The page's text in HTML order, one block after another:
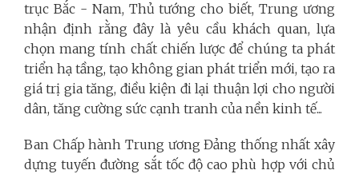
trục Bắc - Nam, Thủ tướng cho biết, Trung ương
nhận định rằng đây là yêu cầu khách quan, lựa
chọn mang tính chất chiến lược để chúng ta phát
triển hạ tầng, tạo không gian phát triển mới, tạo ra
giá trị gia tăng, điều kiện đi lại thuận lợi cho người
dân, tăng cường sức cạnh tranh của nền kinh tế...
Ban Chấp hành Trung ương Đảng thống nhất xây
dựng tuyến đường sắt tốc độ cao phù hợp với chủ